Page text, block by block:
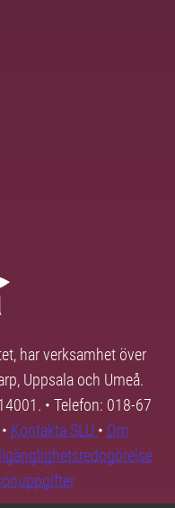
har verksamhet över
Uppsala och Umeå.
• Telefon: 018-67
Kontakta SLU • Om